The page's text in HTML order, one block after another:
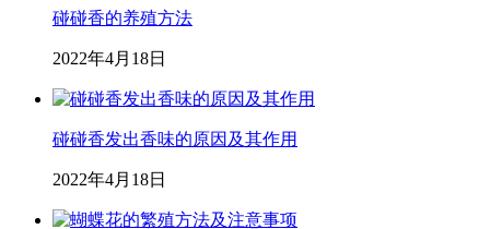
碰碰香的养殖方法
2022年4月18日
碰碰香发出香味的原因及其作用
2022年4月18日